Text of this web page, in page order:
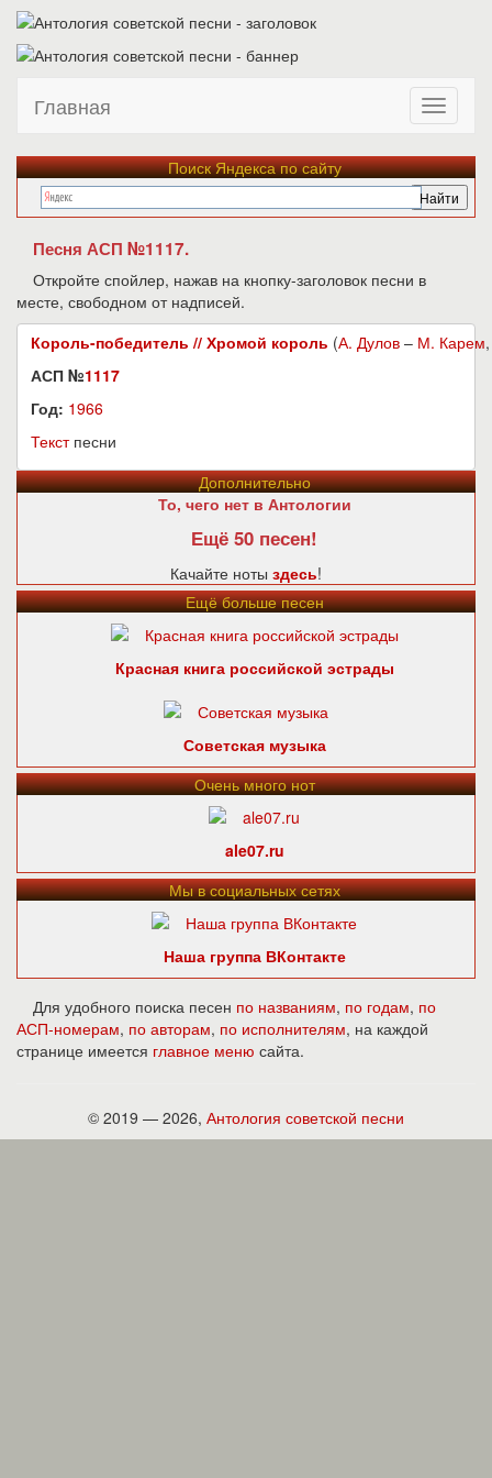
Главная
Поиск Яндекса по сайту
Песня АСП №1117.
Откройте спойлер, нажав на кнопку-заголовок песни в
месте, свободном от надписей.
Король-победитель // Хромой король (А. Дулов – М. Карем
АСП №1117
Год: 1966
Текстпесни
Дополнительно
То, чего нет в Антологии
Ещё 50 песен!
Качайте ноты здесь!
Ещё больше песен
Красная книга российской эстрады
Советская музыка
Очень много нот
ale07.ru
Мы в социальных сетях
Наша группа ВКонтакте
Для удобного поиска песен по названиям, по годам, по
АСП-номерам, по авторам, по исполнителям, на каждой
странице имеется главное меню сайта.
© 2019 — 2026, Антология советской песни